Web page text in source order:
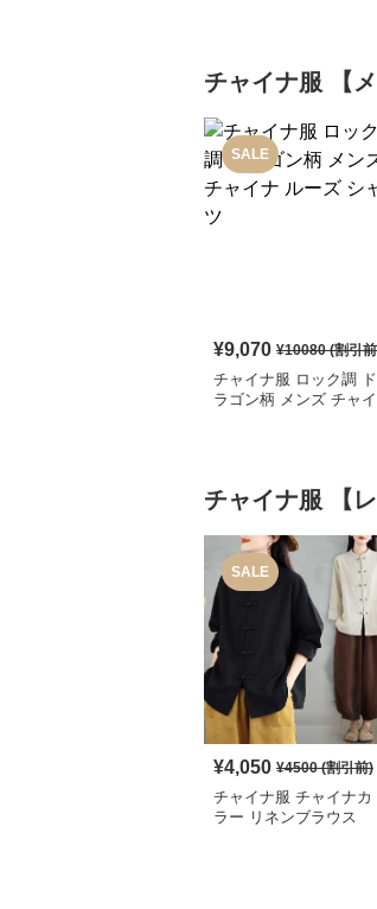
チャイナ服 【
SALE
¥9,070 ¥10080(割引
チャイナ服 ロック調 ド
ラゴン柄 メンズ チャイ
チャイナ服 【
SALE
¥4,050 ¥4500(割引前)
チャイナ服 チャイナカ
ラー リネンブラウス